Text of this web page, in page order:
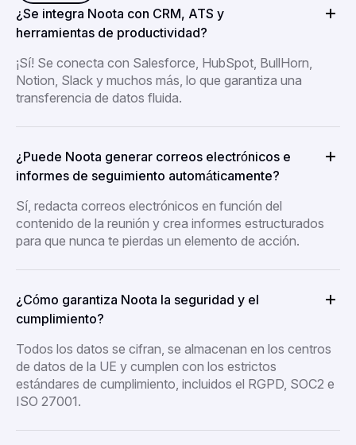
¿Se integra Noota con CRM, ATS y
herramientas de productividad?
¡Sí! Se conecta con Salesforce, HubSpot, BullHorn,
Notion, Slack y muchos más, lo que garantiza una
transferencia de datos fluida.
¿Puede Noota generar correos electrónicos e
informes de seguimiento automáticamente?
Sí, redacta correos electrónicos en función del
contenido de la reunión y crea informes estructurados
para que nunca te pierdas un elemento de acción.
¿Cómo garantiza Noota la seguridad y el
cumplimiento?
Todos los datos se cifran, se almacenan en los centros
de datos de la UE y cumplen con los estrictos
estándares de cumplimiento, incluidos el RGPD, SOC2 e
ISO 27001.